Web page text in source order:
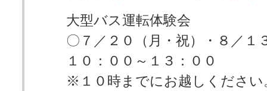
大型バス運転体験会
〇７／２０（月・祝）・８／１
１０：００～１３：００
※１０時までにお越しください